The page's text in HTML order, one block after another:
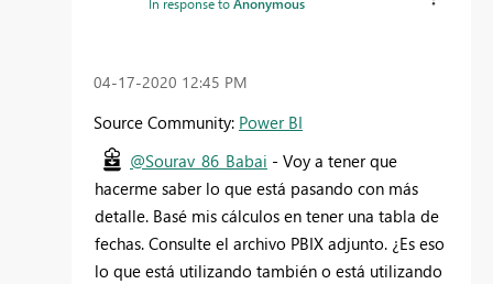
‎04-17-2020 12:45 PM
Source Community: Power BI
@Sourav_86_Babai - Voy a tener que
hacerme saber lo que está pasando con más
detalle. Basé mis cálculos en tener una tabla de
fechas. Consulte el archivo PBIX adjunto. ¿Es eso
lo que está utilizando también o está utilizando